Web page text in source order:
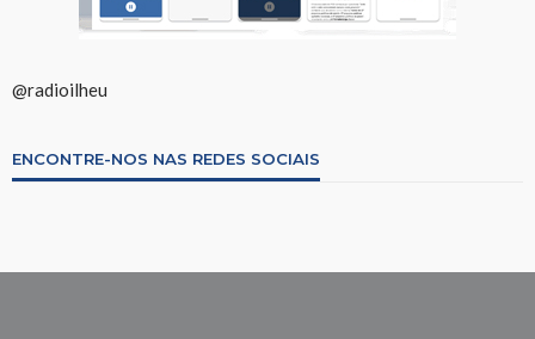
@radioilheu
ENCONTRE-NOS NAS REDES SOCIAIS